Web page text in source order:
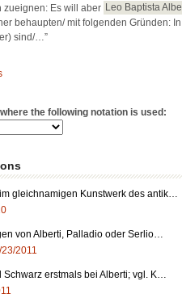
zueignen: Es will aber Leo Baptista
behaupten/ mit folgenden Gründen:
sind/…”
the following notation is used:
gleichnamigen Kunstwerk des antik…
von Alberti, Palladio oder Serlio…
2011
Schwarz erstmals bei Alberti; vgl. K…